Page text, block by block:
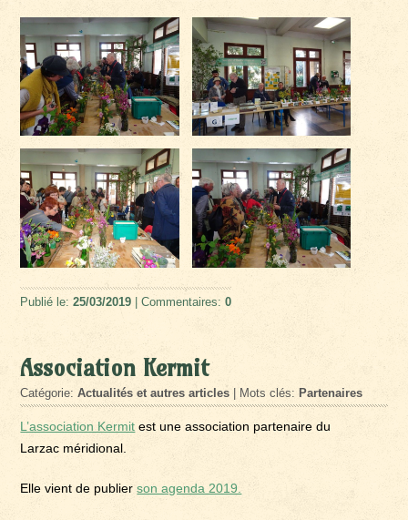
Publié le:25/03/2019 | Commentaires:0
Association Kermit
Catégorie:Actualités et autres articles | Mots clés: Partenaires
L’association Kermit est une association partenaire du
Larzac méridional.
Elle vient de publierson agenda 2019.